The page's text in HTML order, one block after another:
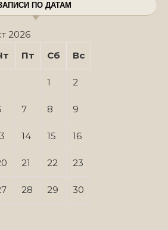
ПО ДАТАМ
2026
Пт Сб Вс
1 2
7 8 9
14 15 16
21 22 23
28 29 30